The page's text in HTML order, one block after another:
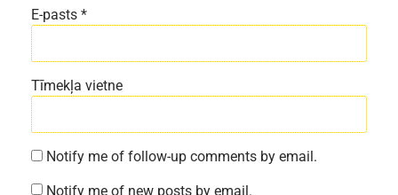
E-pasts *
Tīmekļa vietne
Notify me of follow-up comments by email.
Notify me of new posts by email.